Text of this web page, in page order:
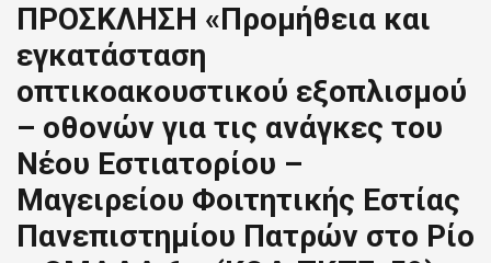
ΠΡΟΣΚΛΗΣΗ «Προμήθεια και
εγκατάσταση
οπτικοακουστικού εξοπλισμού
– οθονών για τις ανάγκες του
Νέου Εστιατορίου –
Μαγειρείου Φοιτητικής Εστίας
Πανεπιστημίου Πατρών στο Ρίο